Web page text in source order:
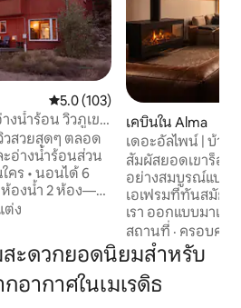
คะแนนเฉลี่ย 5.0 จาก 5, 103 รีวิว
5.0 (103)
น้ำร้อน วิวภูเขา
สวยสุดๆ ตลอด
ได้ 6
าร์จรถยนต์ไฟฟ้า
งพร้อมเตาผิง
ต่ง
เคบินใน Alma
เดอะอัลไพน์ | บ้าน
ทันสมัย
สัมผัสยอดเขาร็อก
อย่างสมบูรณ์แบบ
เอเฟรมที่ทันสมัยแ
เรา ออกแบบมาเพื่
อย่างช้าๆ วิวภูเขา
ดาวที่ไม่มีใครเทีย
บรรยากาศที่เงีย
และมีทำเลที่ตั้งที่
เพลย์เพียง 5 นาที
สถานที่ · ครอบครัว
ะดวกยอดนิยมสำหรับ
อากาศในเมเรดิธ